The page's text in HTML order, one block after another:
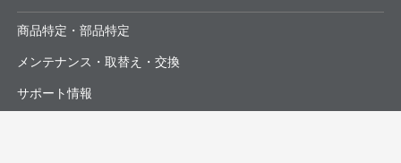
商品特定・部品特定
メンテナンス・取替え・交換
サポート情報